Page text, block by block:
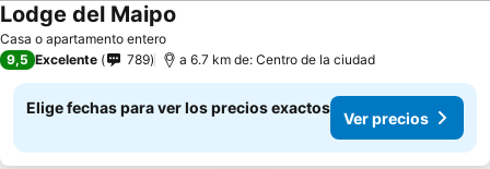
Casa o apartamento entero
Lodge del Maipo
9,5 Excelente 789 a 6.7 km de: Centro de la ciudad
Elige fechas para ver los precios exactos
Ver precios